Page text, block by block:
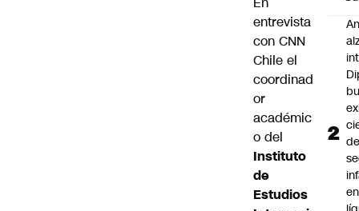
entrevista
con CNN
Chile el
coordinad
or
académic
o del
Instituto
de
Estudios
de
en